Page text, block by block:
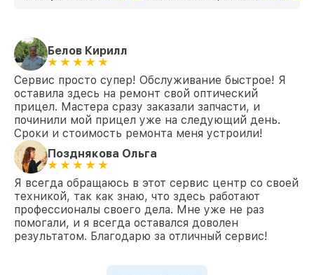
Белов Кирилл
Сервис просто супер! Обслуживание быстрое! Я
оставила здесь на ремонт свой оптический
прицел. Мастера сразу заказали запчасти, и
починили мой прицел уже на следующий день.
Сроки и стоимость ремонта меня устроили!
Позднякова Ольга
Я всегда обращаюсь в этот сервис центр со своей
техникой, так как знаю, что здесь работают
профессионалы своего дела. Мне уже не раз
помогали, и я всегда оставался доволен
результатом. Благодарю за отличный сервис!